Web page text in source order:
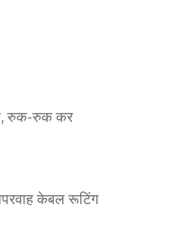
रुक-रुक कर
केबल रूटिंग